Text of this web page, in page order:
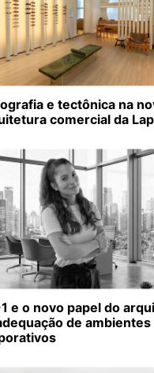
e tectônica na
comercial da
e o novo papel do
de ambientes